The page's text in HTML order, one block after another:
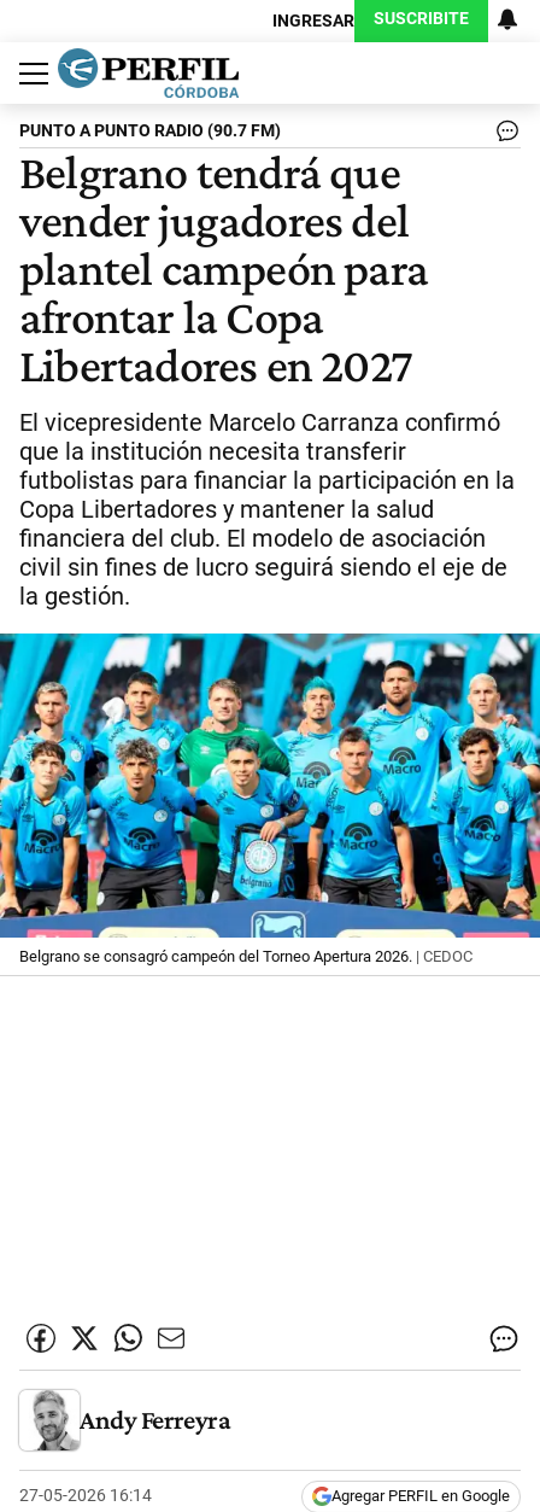
INGRESAR SUSCRIBITE
Política
Economía
Judiciales
Sociedad
Cultura
Espectáculos
Deportes
Protagonistas
PUNTO A PUNTO RADIO (90.7 FM)
Belgrano tendrá que
vender jugadores del
plantel campeón para
afrontar la Copa
Libertadores en 2027
El vicepresidente Marcelo Carranza confirmó
que la institución necesita transferir
futbolistas para financiar la participación en la
Copa Libertadores y mantener la salud
financiera del club. El modelo de asociación
civil sin fines de lucro seguirá siendo el eje de
la gestión.
Belgrano se consagró campeón del Torneo Apertura 2026. | CEDOC
Andy Ferreyra
27-05-2026 16:14 Agregar PERFIL en Google